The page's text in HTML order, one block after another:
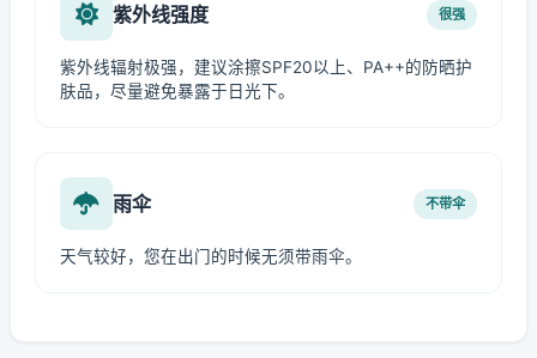
紫外线强度 很强
紫外线辐射极强，建议涂擦SPF20以上、PA++的防晒护
肤品，尽量避免暴露于日光下。
雨伞 不带伞
天气较好，您在出门的时候无须带雨伞。